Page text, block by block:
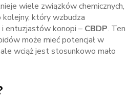
wiele związków chemicznych,
który wzbudza
entuzjastów konopi – CBDP. Ten
może mieć potencjał w
wciąż jest stosunkowo mało